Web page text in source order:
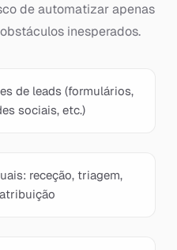
de automatizar apenas
inesperados.
de leads (formulários,
sociais, etc.)
receção, triagem,